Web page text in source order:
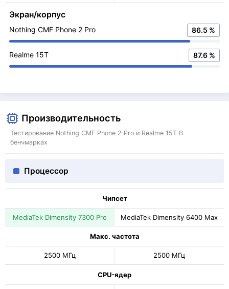
Экран/корпус
Nothing CMF Phone 2 Pro 86.5 %
Realme 15T 87.6 %
Производительность
Тестирование Nothing CMF Phone 2 Pro и Realme 15T В
бенчмарках
Процессор
Чипсет
MediaTek Dimensity 7300 Pro MediaTek Dimensity 6400 Max
Макс. частота
2500 МГц 2500 МГц
CPU-ядер